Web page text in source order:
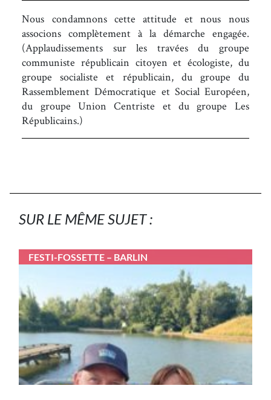
Nous condamnons cette attitude et nous nous
associons complètement à la démarche engagée.
(Applaudissements sur les travées du groupe
communiste républicain citoyen et écologiste, du
groupe socialiste et républicain, du groupe du
Rassemblement Démocratique et Social Européen,
du groupe Union Centriste et du groupe Les
Républicains.)
SUR LE MÊME SUJET :
FESTI-FOSSETTE – BARLIN